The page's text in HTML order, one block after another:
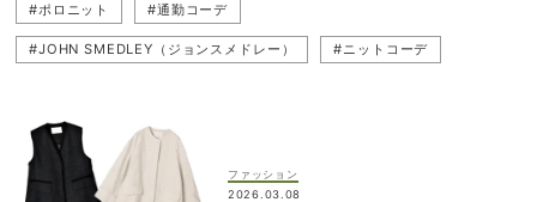
#ポロニット #通勤コーデ
#JOHN SMEDLEY（ジョンスメドレー） #ニットコーデ
#Theory（セオリー）
#ネイビーコーデ #送迎 #FRAY I.D（フレイ アイディー）
ファッション
2026.03.08